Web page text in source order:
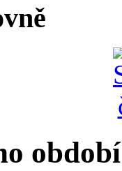
období